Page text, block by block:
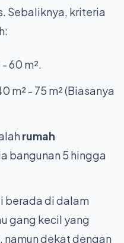
Sebaliknya, kriteria
- 60 m².
m² - 75 m² (Biasanya
rumah
bangunan 5 hingga
berada di dalam
gang kecil yang
namun dekat dengan